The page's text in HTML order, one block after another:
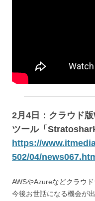
2月4日： クラウド
ツール「
https://
502/04/
AWSやAzureなどクラウ
今後お世話になる機会が